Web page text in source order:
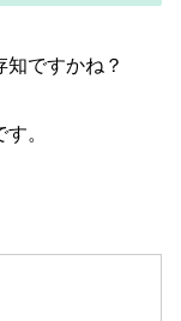
知ですかね？
。